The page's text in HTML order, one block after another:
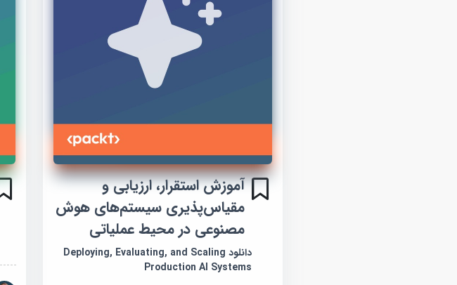
آموزش استقرار، ارزیابی و
مقیاس‌پذیری سیستم‌های هوش
مصنوعی در محیط عملیاتی
دانلود Deploying, Evaluating, and Scaling
Production AI Systems